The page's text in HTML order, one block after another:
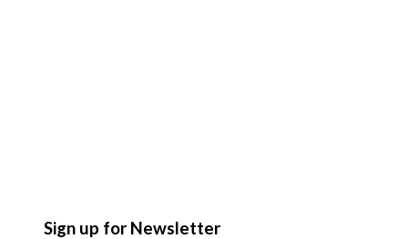
Sign up for Newsletter